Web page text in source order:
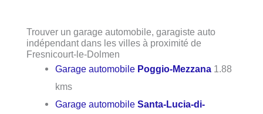
Trouver un garage automobile, garagiste auto
indépendant dans les villes à proximité de
Fresnicourt-le-Dolmen
Garage automobile Poggio-Mezzana 1.88
kms
Garage automobileSanta-Lucia-di-